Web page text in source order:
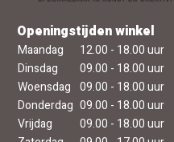
Openingstijden winkel
Maandag
12.00 - 18.00 uur
Dinsdag
09.00 - 18.00 uur
Woensdag 09.00 - 18.00 uur
Donderdag 09.00 - 18.00 uur
Vrijdag
09.00 - 18.00 uur